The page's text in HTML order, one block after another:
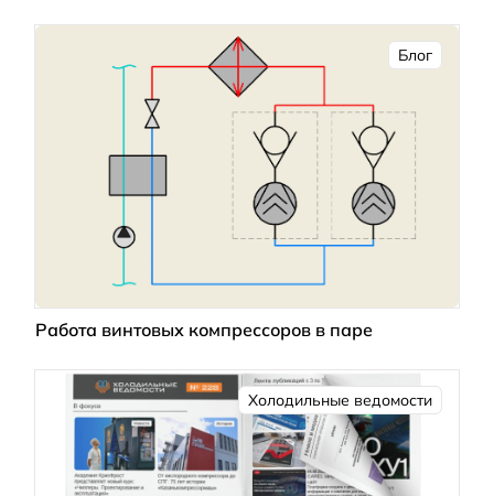
Блог
Работа винтовых компрессоров в паре
Холодильные ведомости